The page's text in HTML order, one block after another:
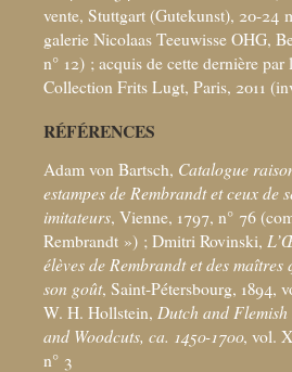
vente, Stuttgart (Gutekunst), 20-24
galerie Nicolaas Teeuwisse OHG,
n° 12) ; acquis de cette dernière
Collection Frits Lugt, Paris, 2011
RÉFÉRENCES
Adam von Bartsch, Catalogue
estampes de Rembrandt et ceux de
imitateurs, Vienne, 1797, n° 76
Rembrandt ») ; Dmitri Rovinski,
élèves de Rembrandt et des
son goût, Saint-Pétersbourg, 1894,
W. H. Hollstein, Dutch and
and Woodcuts, ca. 1450-1700, vol.
n° 3